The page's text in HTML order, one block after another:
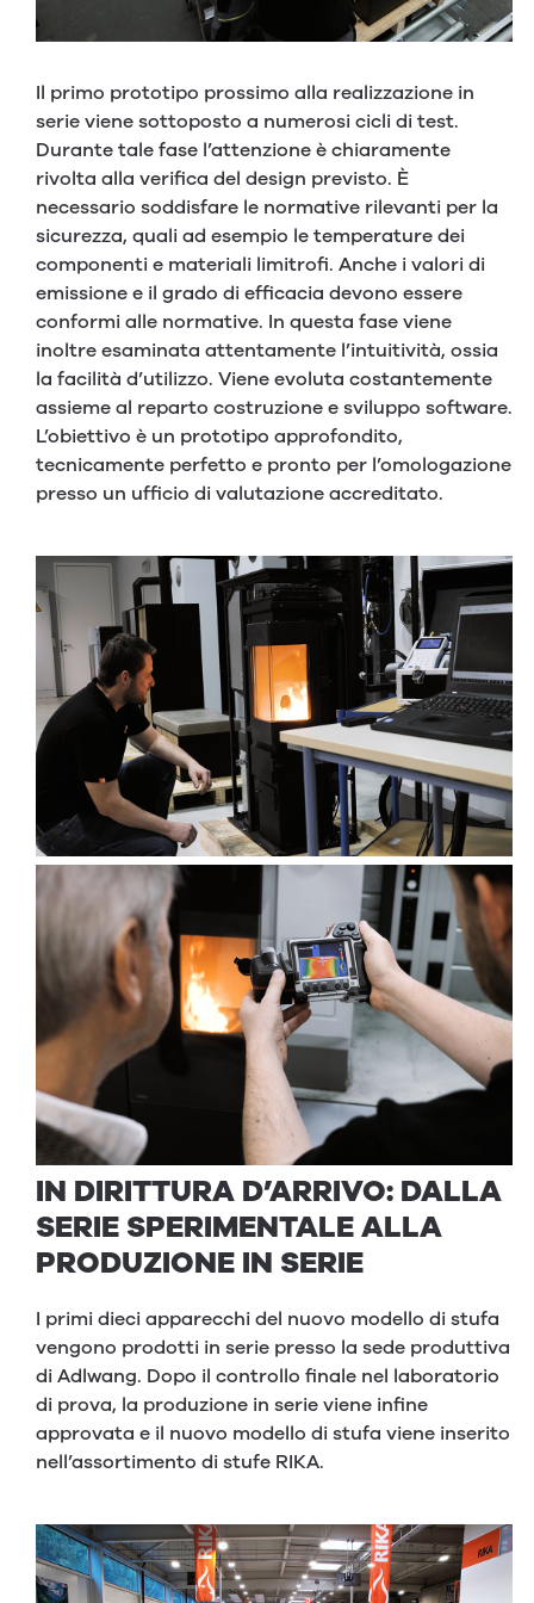
Il primo prototipo prossimo alla realizzazione in
serie viene sottoposto a numerosi cicli di test.
Durante tale fase l’attenzione è chiaramente
rivolta alla verifica del design previsto. È
necessario soddisfare le normative rilevanti per la
sicurezza, quali ad esempio le temperature dei
componenti e materiali limitrofi. Anche i valori di
emissione e il grado di efficacia devono essere
conformi alle normative. In questa fase viene
inoltre esaminata attentamente l’intuitività, ossia
la facilità d’utilizzo. Viene evoluta costantemente
assieme al reparto costruzione e sviluppo software.
L’obiettivo è un prototipo approfondito,
tecnicamente perfetto e pronto per l’omologazione
presso un ufficio di valutazione accreditato.
IN DIRITTURA D’ARRIVO: DALLA
SERIE SPERIMENTALE ALLA
PRODUZIONE IN SERIE
I primi dieci apparecchi del nuovo modello di stufa
vengono prodotti in serie presso la sede produttiva
di Adlwang. Dopo il controllo finale nel laboratorio
di prova, la produzione in serie viene infine
approvata e il nuovo modello di stufa viene inserito
nell’assortimento di stufe RIKA.